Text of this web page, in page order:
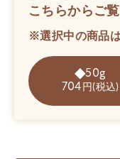
こちらからご
※選択中の商品
50g
704 円(税込)